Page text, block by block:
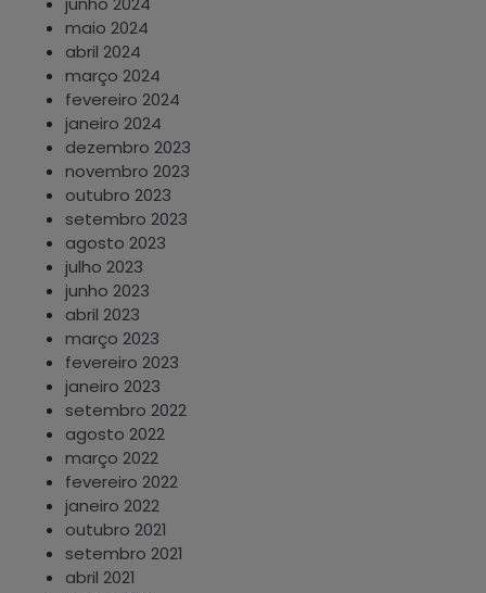
maio 2024
abril 2024
março 2024
fevereiro 2024
janeiro 2024
dezembro 2023
novembro 2023
outubro 2023
setembro 2023
agosto 2023
julho 2023
junho 2023
abril 2023
março 2023
fevereiro 2023
janeiro 2023
setembro 2022
agosto 2022
março 2022
fevereiro 2022
janeiro 2022
outubro 2021
setembro 2021
abril 2021